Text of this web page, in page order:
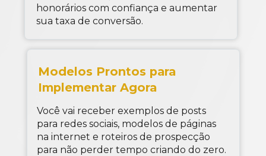
honorários com confiança e aumentar
sua taxa de conversão.
Modelos Prontos para
Implementar Agora
Você vai receber exemplos de posts
para redes sociais, modelos de páginas
na internet e roteiros de prospecção
para não perder tempo criando do zero.